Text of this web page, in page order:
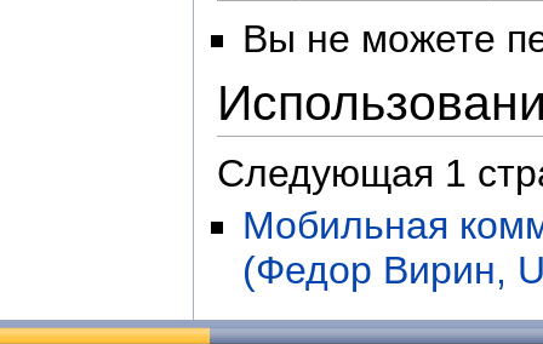
Вы не можете
Следующая 1
Мобильная
(Федор Вирин,